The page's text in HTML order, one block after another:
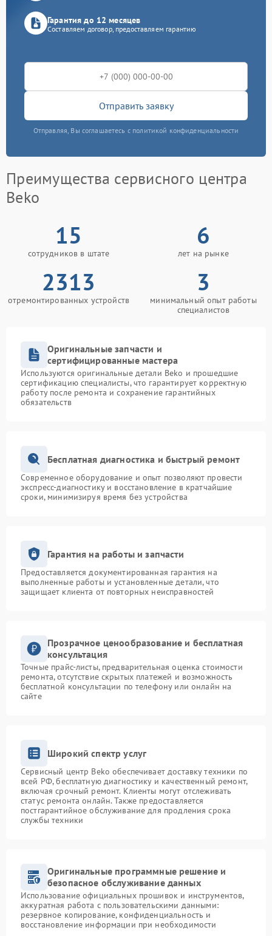
Гарантия до 12 месяцев
Составляем договор, предоставляем гарантию
Отправить заявку
Отправляя, Вы соглашаетесь с политикой конфиденциальности
Преимущества сервисного центра
Beko
15
сотрудников в штате
6
лет на рынке
2313
отремонтированных устройств
3
минимальный опыт работы
специалистов
Оригинальные запчасти и
сертифицированные мастера
Используются оригинальные детали Beko и прошедшие
сертификацию специалисты, что гарантирует корректную
работу после ремонта и сохранение гарантийных
обязательств
Бесплатная диагностика и быстрый ремонт
Современное оборудование и опыт позволяют провести
экспресс-диагностику и восстановление в кратчайшие
сроки, минимизируя время без устройства
Гарантия на работы и запчасти
Предоставляется документированная гарантия на
выполненные работы и установленные детали, что
защищает клиента от повторных неисправностей
Прозрачное ценообразование и бесплатная
консультация
Точные прайс-листы, предварительная оценка стоимости
ремонта, отсутствие скрытых платежей и возможность
бесплатной консультации по телефону или онлайн на
сайте
Широкий спектр услуг
Сервисный центр Beko обеспечивает доставку техники по
всей РФ, бесплатную диагностику и качественный ремонт,
включая срочный ремонт. Клиенты могут отслеживать
статус ремонта онлайн. Также предоставляется
постгарантийное обслуживание для продления срока
службы техники
Оригинальные программные решение и
безопасное обслуживание данных
Использование официальных прошивок и инструментов,
аккуратная работа с пользовательскими данными:
резервное копирование, конфиденциальность и
восстановление информации при необходимости